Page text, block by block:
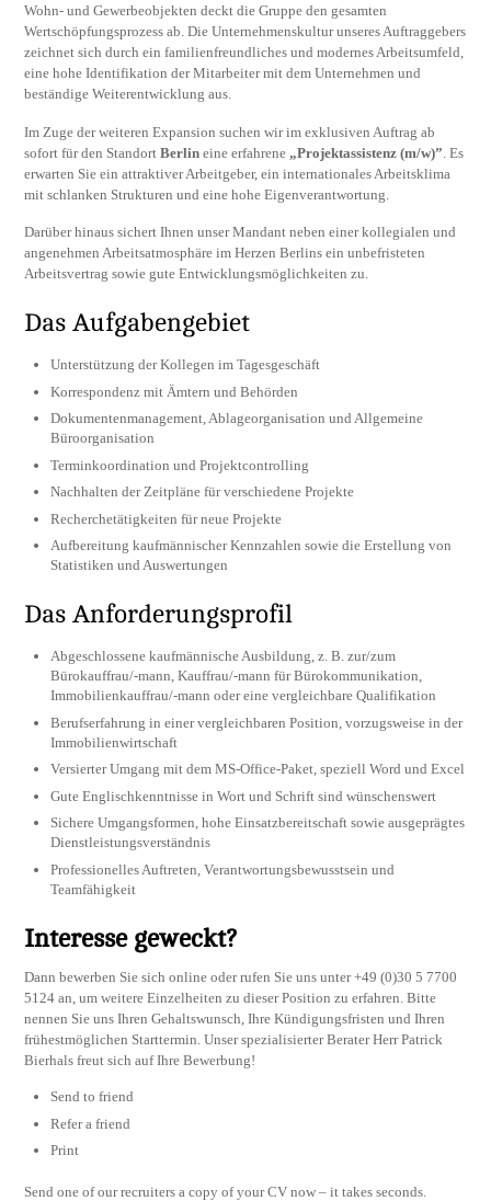
Wohn- und Gewerbeobjekten deckt die Gruppe den gesamten
Wertschöpfungsprozess ab. Die Unternehmenskultur unseres Auftraggebers
zeichnet sich durch ein familienfreundliches und modernes Arbeitsumfeld,
eine hohe Identifikation der Mitarbeiter mit dem Unternehmen und
beständige Weiterentwicklung aus.
Im Zuge der weiteren Expansion suchen wir im exklusiven Auftrag ab
sofort für den StandortBerlin eine erfahrene„Projektassistenz (m/w)” . Es
erwarten Sie ein attraktiver Arbeitgeber, ein internationales Arbeitsklima
mit schlanken Strukturen und eine hohe Eigenverantwortung.
Darüber hinaus sichert Ihnen unser Mandant neben einer kollegialen und
angenehmen Arbeitsatmosphäre im Herzen Berlins ein unbefristeten
Arbeitsvertrag sowie gute Entwicklungsmöglichkeiten zu.
Das Aufgabengebiet
Unterstützung der Kollegen im Tagesgeschäft
Korrespondenz mit Ämtern und Behörden
Dokumentenmanagement, Ablageorganisation und Allgemeine
Büroorganisation
Terminkoordination und Projektcontrolling
Nachhalten der Zeitpläne für verschiedene Projekte
Recherchetätigkeiten für neue Projekte
Aufbereitung kaufmännischer Kennzahlen sowie die Erstellung von
Statistiken und Auswertungen
Das Anforderungsprofil
Abgeschlossene kaufmännische Ausbildung, z. B. zur/zum
Bürokauffrau/-mann, Kauffrau/-mann für Bürokommunikation,
Immobilienkauffrau/-mann oder eine vergleichbare Qualifikation
Berufserfahrung in einer vergleichbaren Position, vorzugsweise in der
Immobilienwirtschaft
Versierter Umgang mit dem MS-Office-Paket, speziell Word und Excel
Gute Englischkenntnisse in Wort und Schrift sind wünschenswert
Sichere Umgangsformen, hohe Einsatzbereitschaft sowie ausgeprägtes
Dienstleistungsverständnis
Professionelles Auftreten, Verantwortungsbewusstsein und
Teamfähigkeit
Interesse geweckt?
Dann bewerben Sie sich online oder rufen Sie uns unter +49 (0)30 5 7700
5124 an, um weitere Einzelheiten zu dieser Position zu erfahren. Bitte
nennen Sie uns Ihren Gehaltswunsch, Ihre Kündigungsfristen und Ihren
frühestmöglichen Starttermin. Unser spezialisierter Berater Herr Patrick
Bierhals freut sich auf Ihre Bewerbung!
Send to friend
Refer a friend
Print
Send one of our recruiters a copy of your CV now – it takes seconds.